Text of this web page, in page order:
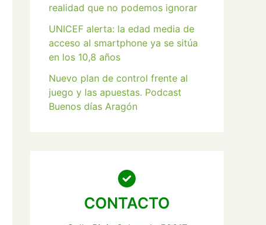
realidad que no podemos ignorar
UNICEF alerta: la edad media de
acceso al smartphone ya se sitúa
en los 10,8 años
Nuevo plan de control frente al
juego y las apuestas. Podcast
Buenos días Aragón
CONTACTO